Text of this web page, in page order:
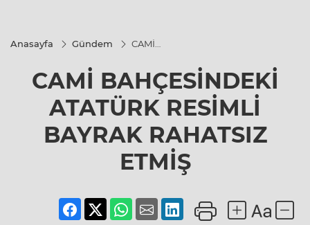
Anasayfa Gündem
CAMİ
RESİMLİ
BAYRAK
RAHATSIZ
ETMİŞ
CAMİ BAHÇESİNDEKİ
ATATÜRK RESİMLİ
BAYRAK RAHATSIZ
ETMİŞ